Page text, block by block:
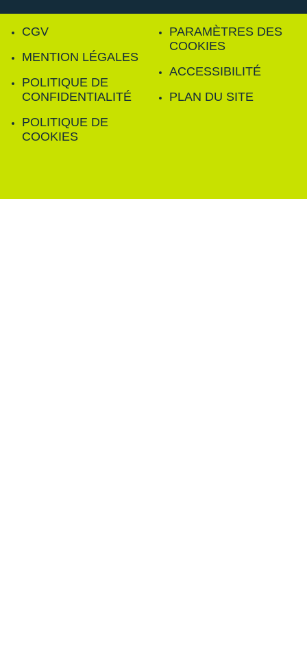
CGV
MENTION LÉGALES
POLITIQUE DE
CONFIDENTIALITÉ
POLITIQUE DE
COOKIES
PARAMÈTRES DES
COOKIES
ACCESSIBILITÉ
PLAN DU SITE